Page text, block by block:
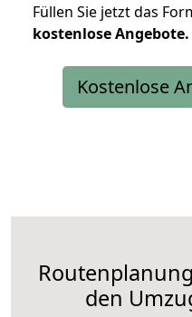
Füllen Sie jetzt das
kostenloseAngebote.
Kostenlose
den